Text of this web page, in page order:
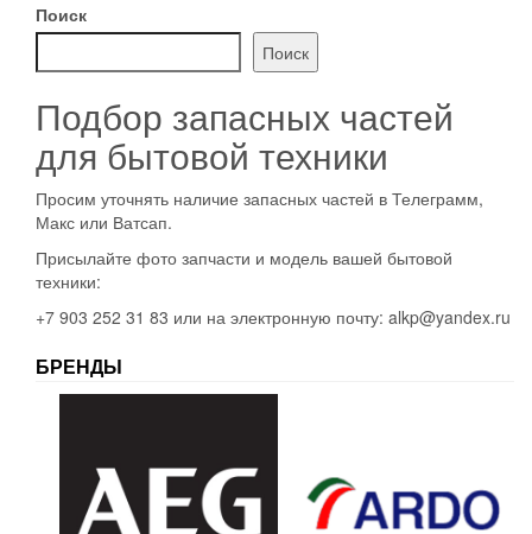
Поиск
Поиск
Подбор запасных частей
для бытовой техники
Просим уточнять наличие запасных частей в Телеграмм,
Макс или Ватсап.
Присылайте фото запчасти и модель вашей бытовой
техники:
+7 903 252 31 83 или на электронную почту: alkp@yandex.ru
БРЕНДЫ